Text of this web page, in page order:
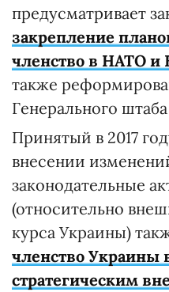
предусматривает
закрепление
членство в НАТО и
также
Генерального
Принятый в 2017
внесении
законодательные
(относительно
курса Украины)
членство Украины
стратегическим